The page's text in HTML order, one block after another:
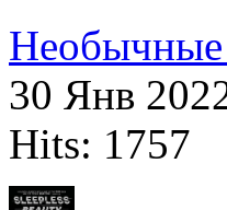
30 Янв
Hits: 1757